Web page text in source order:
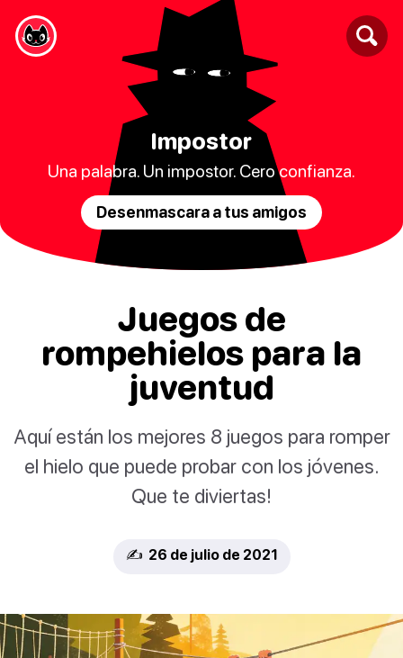
Impostor
Una palabra. Un impostor. Cero confianza.
Desenmascara a tus amigos
Juegos de
rompehielos para la
juventud
Aquí están los mejores 8 juegos para romper
el hielo que puede probar con los jóvenes.
Que te diviertas!
✍️ 26 de julio de 2021